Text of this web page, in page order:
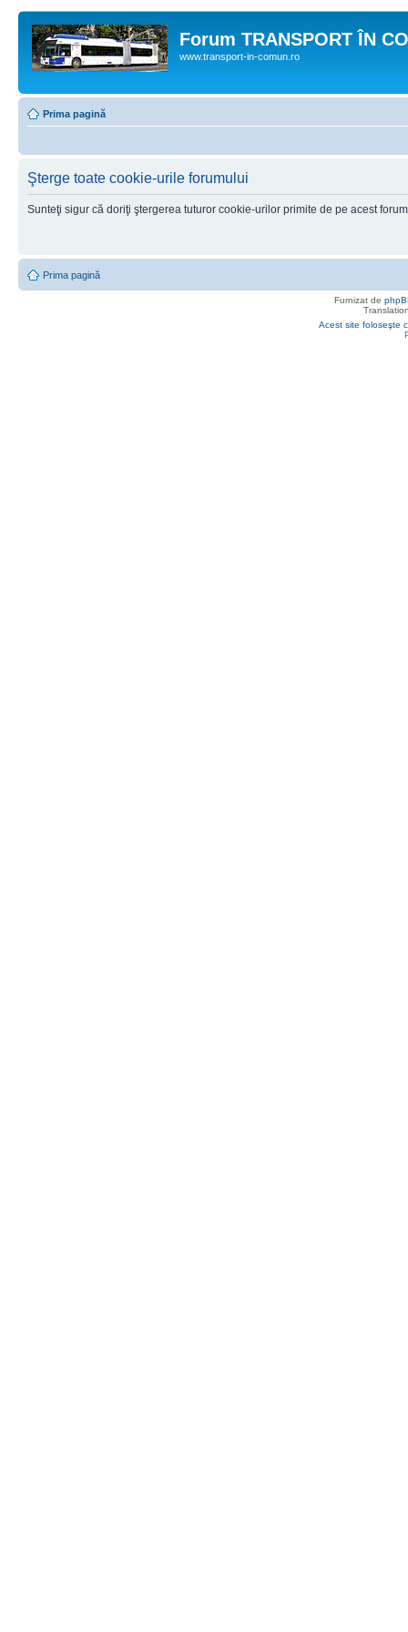
Forum TRANSPORT ÎN
www.transport-in-comun.ro
Prima pagină
Şterge toate cookie-urile forumului
Sunteţi sigur că doriţi ştergerea tuturor cookie-urilor primite de pe acest
Prima pagină
Furnizat de
Acest site foloseşte